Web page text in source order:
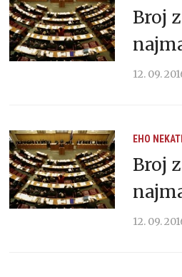
Broj
12. 09.
EHO
Broj
12. 09.